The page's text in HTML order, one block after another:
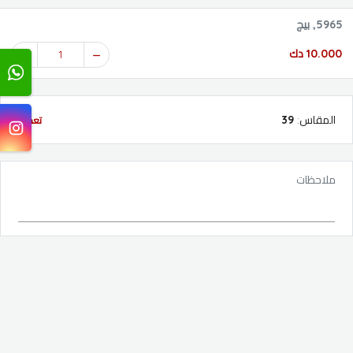
5965, بيج
10.000 دك 1
المقاس:
39 تعديل
ملاحظات